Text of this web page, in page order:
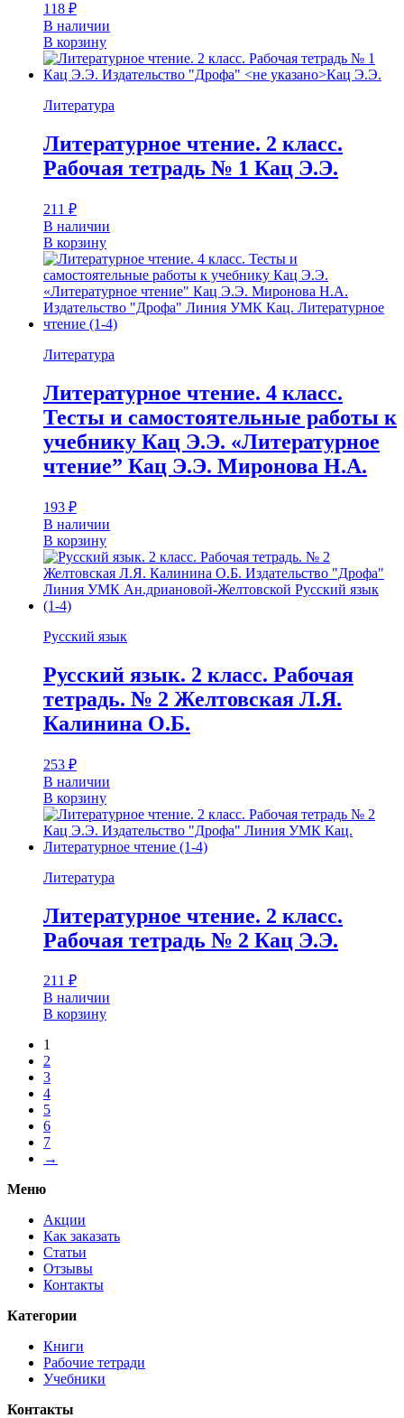
118 ₽
В наличии
В корзину
Литература
Литературное чтение. 2 класс.
Рабочая тетрадь № 1 Кац Э.Э.
211 ₽
В наличии
В корзину
Литература
Литературное чтение. 4 класс.
Тесты и самостоятельные работы к
учебнику Кац Э.Э. «Литературное
чтение” Кац Э.Э. Миронова Н.А.
193 ₽
В наличии
В корзину
Русский язык
Русский язык. 2 класс. Рабочая
тетрадь. № 2 Желтовская Л.Я.
Калинина О.Б.
253 ₽
В наличии
В корзину
Литература
Литературное чтение. 2 класс.
Рабочая тетрадь № 2 Кац Э.Э.
211 ₽
В наличии
В корзину
1
2
3
4
5
6
7
→
Меню
Акции
Как заказать
Статьи
Отзывы
Контакты
Категории
Книги
Рабочие тетради
Учебники
Контакты